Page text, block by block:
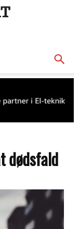
dødsfald